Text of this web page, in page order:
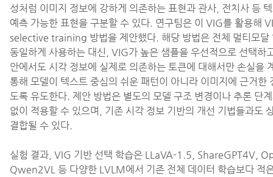
성처럼 이미지 정보에 강하게 의존하는 표현과 관사, 전치사 등
예측 가능한 표현을 구분할 수 있다. 연구팀은 이 VIG를 활용해
selective training 방법을 제안했다. 해당 방법은 전체 멀티모달
동일하게 사용하는 대신, VIG가 높은 샘플을 우선적으로 선택하
안에서도 시각 정보에 실제로 의존하는 토큰에 대해서만 손실을
통해 모델이 텍스트 중심의 쉬운 패턴이 아니라 이미지에 근거한
도록 유도한다. 제안 방법은 별도의 모델 구조 변경이나 추론 단
없이 적용할 수 있으며, 기존 시각 정보 기반의 개선 기법들과도
결합될 수 있다.
실험 결과, VIG 기반 선택 학습은 LLaVA-1.5, ShareGPT4V,
Qwen2VL 등 다양한 LVLM에서 기존 전체 데이터 학습보다 적